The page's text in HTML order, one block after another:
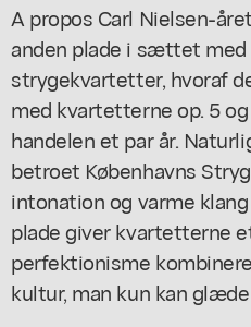
A propos Carl Nielsen-
anden plade i sættet
strygekvartetter, hvoraf
med kvartetterne op. 5
handelen et par år.
betroet Københavns
intonation og varme
plade giver kvartetterne
perfektionisme
kultur, man kun kan